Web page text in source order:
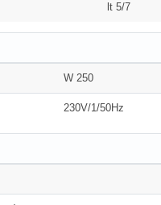
lt 5/7
W 250
230V/1/50Hz